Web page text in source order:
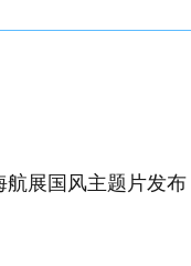
展国风主题片发布